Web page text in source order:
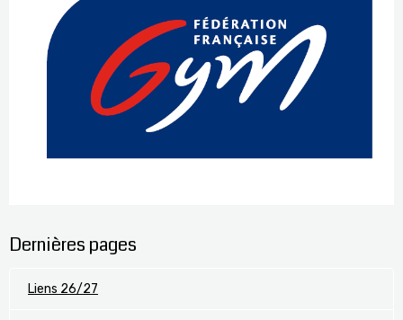
Dernières pages
Liens 26/27